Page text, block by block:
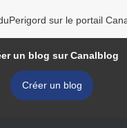
sur le portail
un blog sur Canalblog
Créer un blog